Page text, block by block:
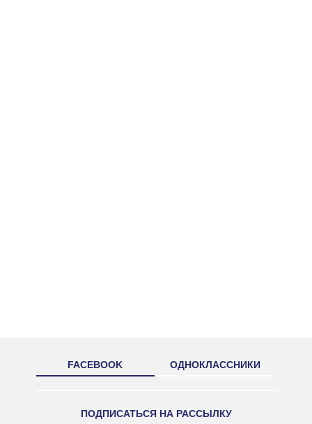
FACEBOOK ОДНОКЛАССНИКИ
ПОДПИСАТЬСЯ НА РАССЫЛКУ